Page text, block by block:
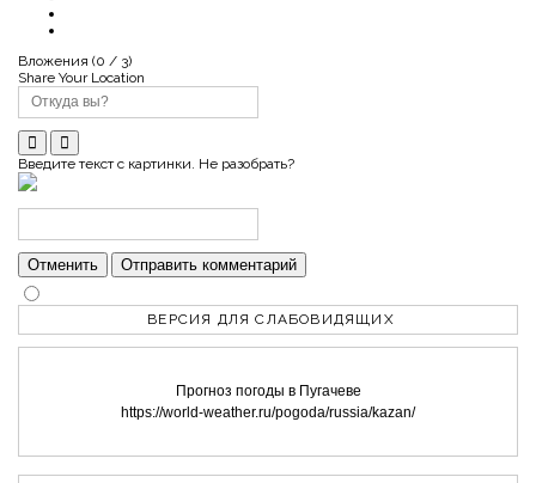
ВЕРСИЯ ДЛЯ СЛАБОВИДЯЩИХ
Прогноз погоды в Пугачеве
https://world-weather.ru/pogoda/russia/kazan/
Вложения (0 / 3)
Share Your Location
Введите текст с картинки. Не разобрать?
Отменить Отправить комментарий